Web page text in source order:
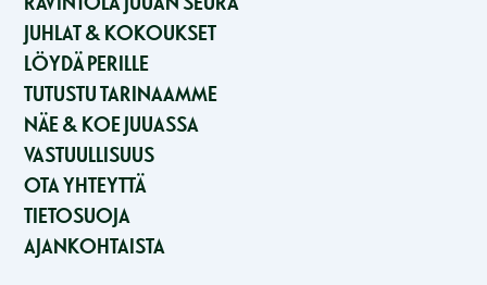
-
f
m
RAVINTOLA JUUAN SEURA
JUHLAT & KOKOUKSET
LÖYDÄ PERILLE
TUTUSTU TARINAAMME
NÄE & KOE JUUASSA
VASTUULLISUUS
OTA YHTEYTTÄ
TIETOSUOJA
AJANKOHTAISTA